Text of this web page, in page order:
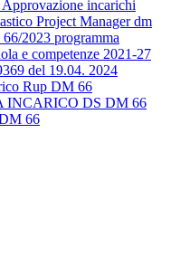
incarichi
Project Manager dm
2023 programma
e competenze 2021-27
del 19.04. 2024
Rup DM 66
INCARICO DS DM 66
66